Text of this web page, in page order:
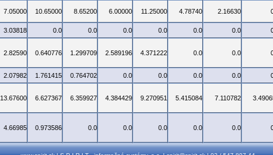
7.05000 10.65000 8.65200 6.00000 11.25000 4.78740 2.16630
3.03818 0.0 0.0 0.0 0.0 0.0 0.0
2.82590 0.640776 1.299709 2.589196 4.371222 0.0 0.0
2.07982 1.761415 0.764702 0.0 0.0 0.0 0.0
13.67600 6.627367 6.359927 4.384429 9.270951 5.415084 7.110782
4.66985 0.973586 0.0 0.0 0.0 0.0 0.0